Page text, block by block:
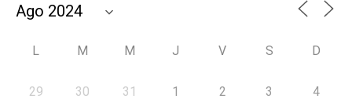
L M M J V S D
29 30 31 1 2 3 4